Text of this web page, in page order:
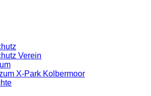
Verein
X-Park Kolbermoor